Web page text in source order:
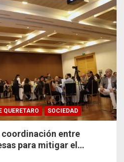
QUERETARO SOCIEDAD
coordinación entre
para mitigar el